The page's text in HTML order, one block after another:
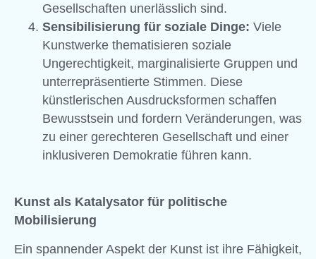
Gesellschaften unerlässlich sind.
Sensibilisierung für soziale Dinge: Viele
Kunstwerke thematisieren soziale
Ungerechtigkeit, marginalisierte Gruppen und
unterrepräsentierte Stimmen. Diese
künstlerischen Ausdrucksformen schaffen
Bewusstsein und fordern Veränderungen, was
zu einer gerechteren Gesellschaft und einer
inklusiveren Demokratie führen kann.
Kunst als Katalysator für politische
Mobilisierung
Ein spannender Aspekt der Kunst ist ihre Fähigkeit,